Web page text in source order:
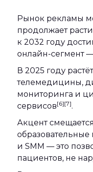
Рынок рекламы
продолжает
к 2032 году
онлайн-сегмент
В 2025 году
телемедицины,
мониторинга и
сервисов[6][7].
Акцент
образовательные
и SMM — это
пациентов, не